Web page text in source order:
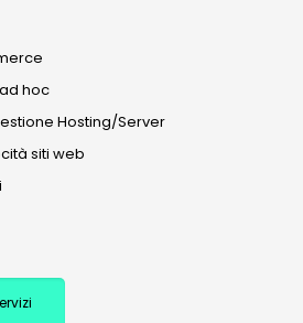
hoc
Hosting/Server
siti web